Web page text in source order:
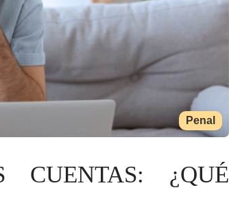
Penal
CUENTAS: ¿QUÉ